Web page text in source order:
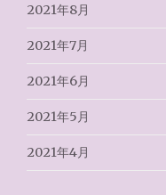
2021年8月
2021年7月
2021年6月
2021年5月
2021年4月